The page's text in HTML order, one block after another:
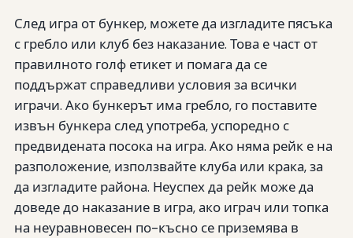
След игра от бункер, можете да изгладите пясъка
с гребло или клуб без наказание. Това е част от
правилното голф етикет и помага да се
поддържат справедливи условия за всички
играчи. Ако бункерът има гребло, го поставите
извън бункера след употреба, успоредно с
предвидената посока на игра. Ако няма рейк е на
разположение, използвайте клуба или крака, за
да изгладите района. Неуспех да рейк може да
доведе до наказание в игра, ако играч или топка
на неуравновесен по-късно се приземява в